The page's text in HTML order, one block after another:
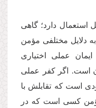
استعمال دارد؛ گاهی
دلایل مختلفی مؤمن
عملی اختیاری
است. اگر کفر عملی
است که تقابلش با
کسی است که در